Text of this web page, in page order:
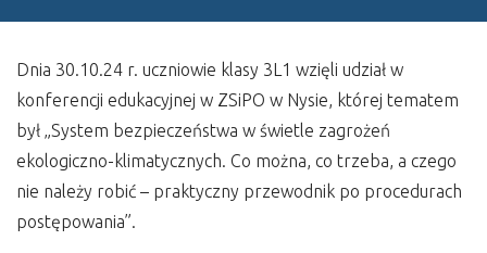
Dnia 30.10.24 r. uczniowie klasy 3L1 wzięli udział w
konferencji edukacyjnej w ZSiPO w Nysie, której tematem
był „System bezpieczeństwa w świetle zagrożeń
ekologiczno-klimatycznych. Co można, co trzeba, a czego
nie należy robić – praktyczny przewodnik po procedurach
postępowania”.